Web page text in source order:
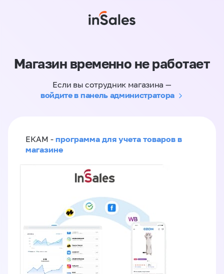
Магазин временно не работает
Если вы сотрудник магазина —
войдите в панель администратора
ЕКАМ - программа для учета товаров в
магазине